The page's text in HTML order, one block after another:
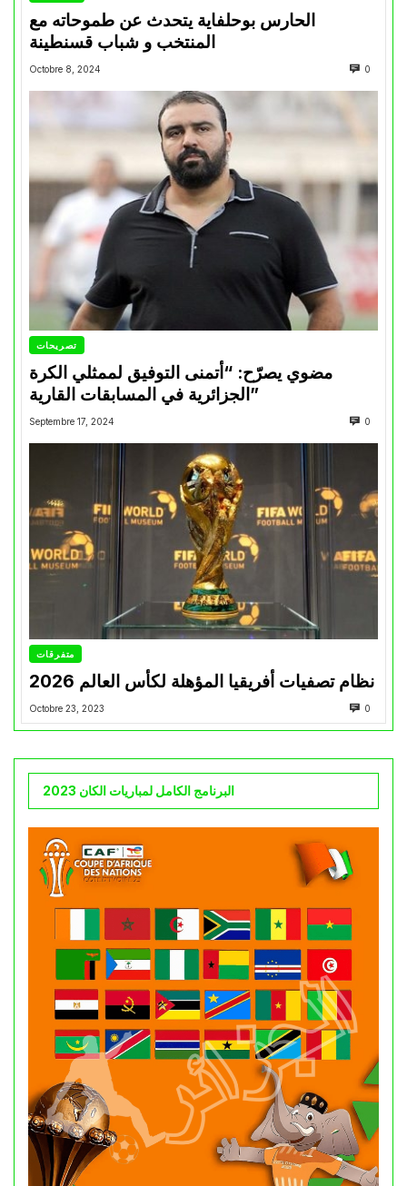
الحارس بوحلفاية يتحدث عن طموحاته مع
المنتخب و شباب قسنطينة
Octobre 8, 2024 0
تصريحات
مضوي يصرّح: “أتمنى التوفيق لممثلي الكرة
الجزائرية في المسابقات القارية”
Septembre 17, 2024 0
متفرقات
نظام تصفيات أفريقيا المؤهلة لكأس العالم 2026
Octobre 23, 2023 0
البرنامج الكامل لمباريات الكان 2023